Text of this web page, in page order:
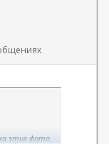
нити стояли
этих фото